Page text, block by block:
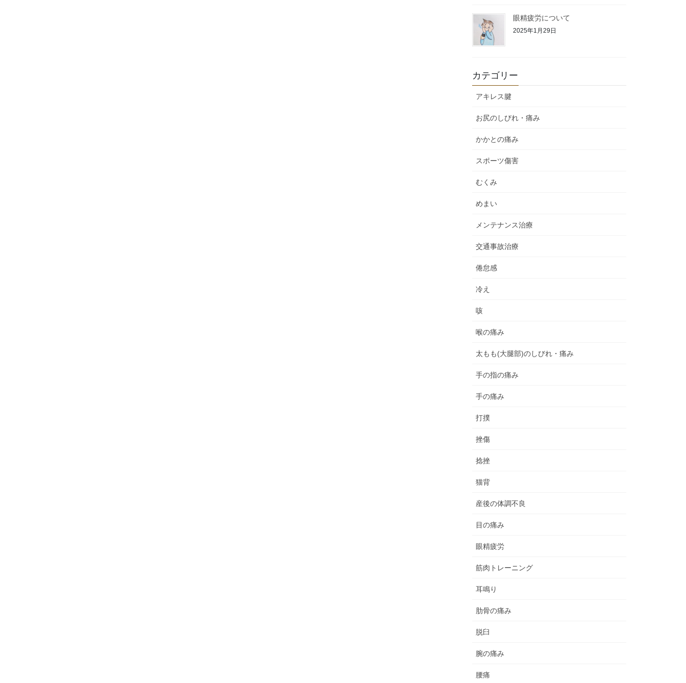
眼精疲労について
2025年1月29日
カテゴリー
アキレス腱
お尻のしびれ・痛み
かかとの痛み
スポーツ傷害
むくみ
めまい
メンテナンス治療
交通事故治療
倦怠感
冷え
咳
喉の痛み
太もも(大腿部)のしびれ・痛み
手の指の痛み
手の痛み
打撲
挫傷
捻挫
猫背
産後の体調不良
目の痛み
眼精疲労
筋肉トレーニング
耳鳴り
肋骨の痛み
脱臼
腕の痛み
腰痛